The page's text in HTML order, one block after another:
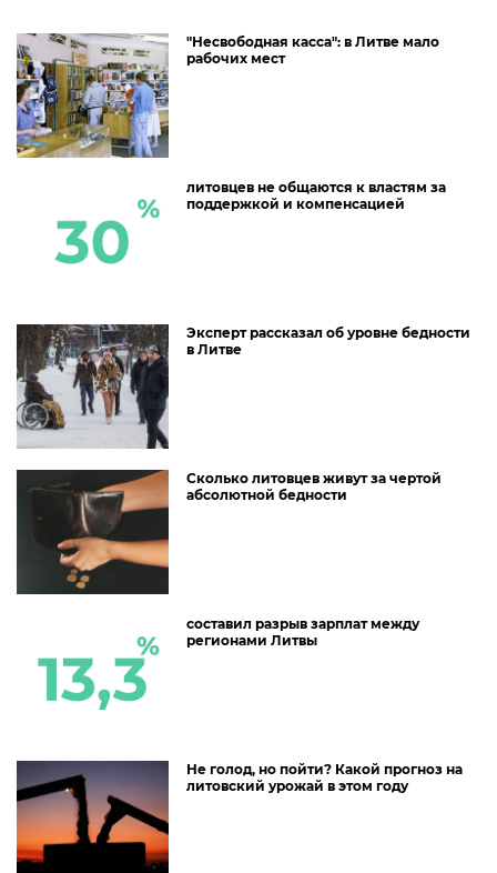
"Несвободная касса": в Литве мало
рабочих мест
литовцев не общаются к властям за
поддержкой и компенсацией
Эксперт рассказал об уровне бедности
в Литве
Сколько литовцев живут за чертой
абсолютной бедности
составил разрыв зарплат между
регионами Литвы
Не голод, но пойти? Какой прогноз на
литовский урожай в этом году